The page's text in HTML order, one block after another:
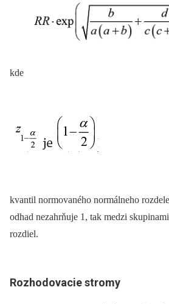
kde
kvantil normovaného normálneho
odhad nezahrňuje 1, tak medzi
rozdiel.
Rozhodovacie stromy